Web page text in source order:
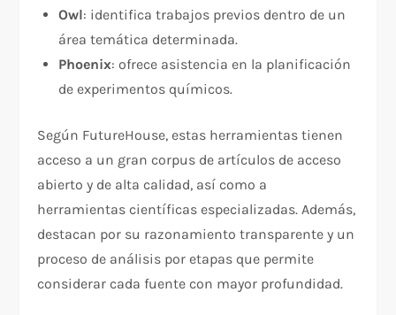
Owl: identifica trabajos previos dentro de un
área temática determinada.
Phoenix: ofrece asistencia en la planificación
de experimentos químicos.
Según FutureHouse, estas herramientas tienen
acceso a un gran corpus de artículos de acceso
abierto y de alta calidad, así como a
herramientas científicas especializadas. Además,
destacan por su razonamiento transparente y un
proceso de análisis por etapas que permite
considerar cada fuente con mayor profundidad.